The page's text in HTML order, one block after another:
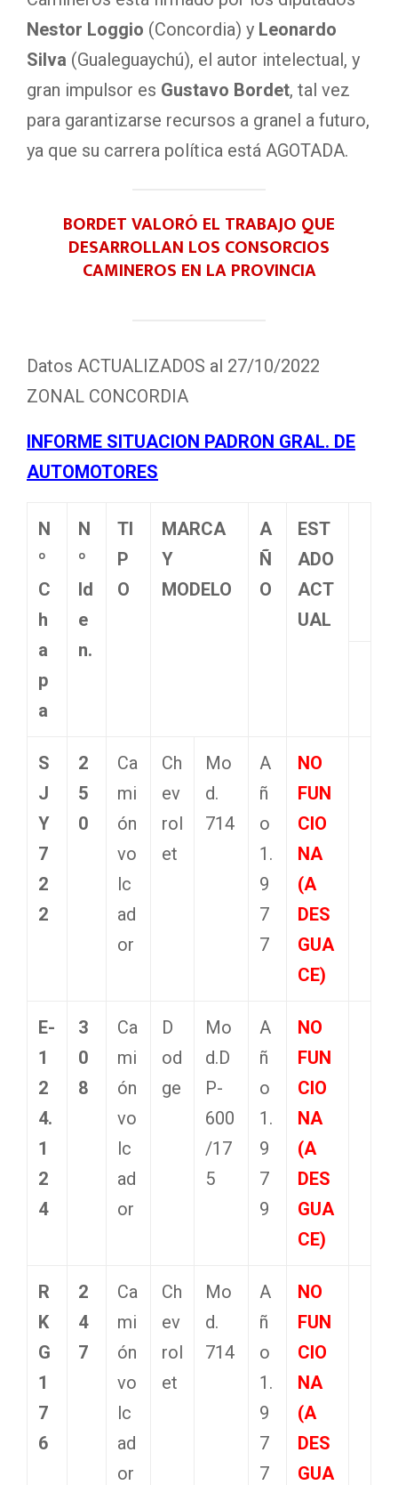
Nestor Loggio (Concordia) y Leonardo
Silva (Gualeguaychú), el autor intelectual, y
gran impulsor es Gustavo Bordet, tal vez
para garantizarse recursos a granel a futuro,
ya que su carrera política está AGOTADA.
BORDET VALORÓ EL TRABAJO QUE
DESARROLLAN LOS CONSORCIOS
CAMINEROS EN LA PROVINCIA
Datos ACTUALIZADOS al 27/10/2022
ZONAL CONCORDIA
INFORME SITUACION PADRON GRAL. DE
AUTOMOTORES
N
º
C
h
a
p
a
N
º
Id
e
n.
TI
P
O
MARCA
Y
MODELO
A
Ñ
O
EST
ADO
ACT
UAL
S
J
Y
7
2
2
2
5
0
Ca
mi
ón
vo
lc
ad
or
Ch
ev
rol
et
Mo
d.
714
A
ñ
o
1.
9
7
7
NO
FUN
CIO
NA
(A
DES
GUA
CE)
E-
1
2
4.
1
2
4
3
0
8
Ca
mi
ón
vo
lc
ad
or
D
od
ge
Mo
d.D
P-
600
/17
5
A
ñ
o
1.
9
7
9
NO
FUN
CIO
NA
(A
DES
GUA
CE)
R
K
G
1
7
6
2
4
7
Ca
mi
ón
vo
lc
ad
or
Ch
ev
rol
et
Mo
d.
714
A
ñ
o
1.
9
7
7
NO
FUN
CIO
NA
(A
DES
GUA